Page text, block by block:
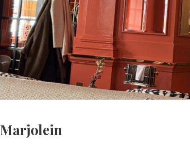
Marjolein